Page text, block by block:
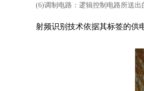
(6)调制电路：逻辑控制电路所送出
射频识别技术依据其标签的供